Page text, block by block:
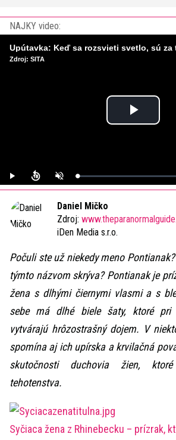
NAJKY video:
Play
Play UnmuteLoaded:
0%
Zdroj: SITA
Daniel Mičko
Zdroj:
iDen Media s.r.o.
Počuli ste už niekedy meno
týmto názvom skrýva? Pontianak je
žena s dlhými čiernymi vlasmi a s
sebe má dlhé biele šaty, ktoré pri
vytvárajú hrôzostrašný dojem. V
spomína aj ich upírska a krvilačná
skutočnosti duchovia žien,
tehotenstva.
Syčiaca žena z Rhinebecku – prízrak,